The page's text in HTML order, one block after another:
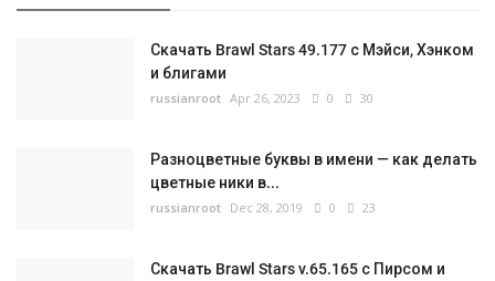
Скачать Brawl Stars 49.177 с Мэйси, Хэнком
и блигами
russianroot Apr 26, 2023 0 30
Разноцветные буквы в имени — как делать
цветные ники в...
russianroot Dec 28, 2019 0 23
Скачать Brawl Stars v.65.165 с Пирсом и